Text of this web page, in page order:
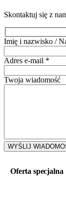
Skontaktuj się z
Imię i nazwisko /
Adres e-mail *
Twoja wiadomość
Oferta specjalna